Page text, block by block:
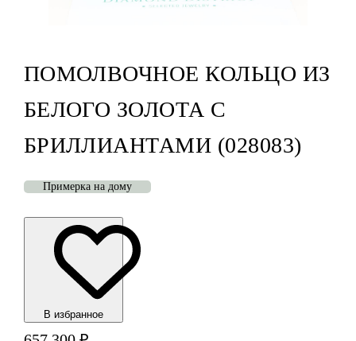
ПОМОЛВОЧНОЕ КОЛЬЦО ИЗ
БЕЛОГО ЗОЛОТА С
БРИЛЛИАНТАМИ (028083)
Примерка на дому
В избранноe